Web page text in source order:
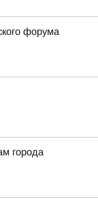
форума
города